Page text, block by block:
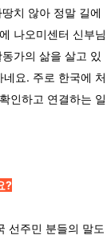
치 않아 정말 길에
나오미센터 신부님
가의 삶을 살고 있
요. 주로 한국에 처
인하고 연결하는 일
?
선주민 분들의 말도